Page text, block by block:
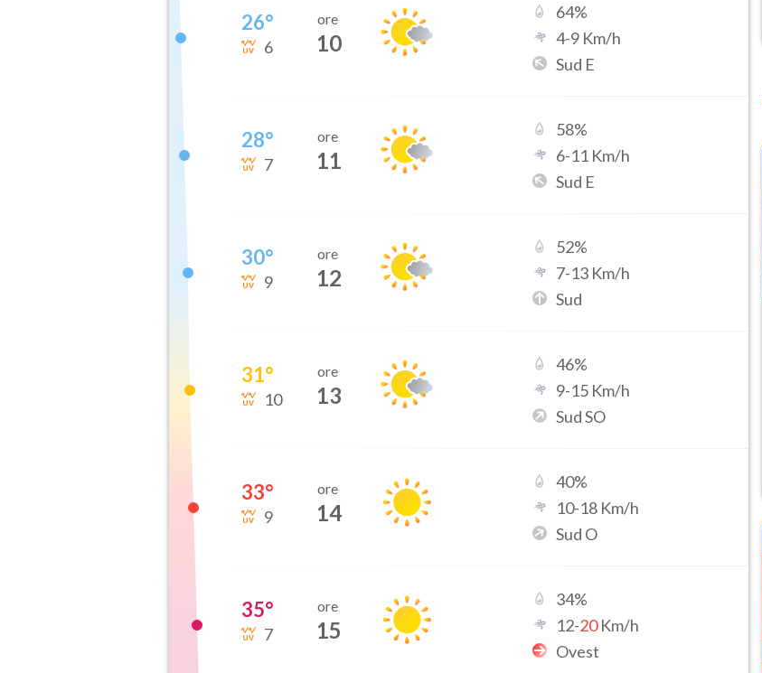
26°
6
ore
10
64%
4-9 Km/h
Sud E
28°
7
ore
11
58%
6-11 Km/h
Sud E
30°
9
ore
12
52%
7-13 Km/h
Sud
31°
10
ore
13
46%
9-15 Km/h
Sud SO
33°
9
ore
14
40%
10-18 Km/h
Sud O
35°
7
ore
15
34%
12-20Km/h
Ovest